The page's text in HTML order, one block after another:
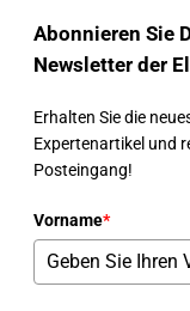
Abonnieren Sie
Newsletter der
Erhalten Sie die
Expertenartikel und
Posteingang!
Vorname*